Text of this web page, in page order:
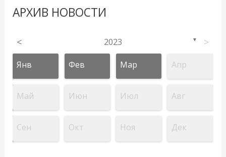
АРХИВ НОВОСТИ
< 2023 ▼ >
Янв Фев Мар Апр
Май Июн Июл Авг
Сен Окт Ноя Дек